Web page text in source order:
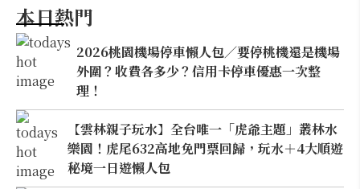
本日熱門
2026桃園機場停車懶人包／要停桃機還是機場
外圍？收費各多少？信用卡停車優惠一次整
理！
【雲林親子玩水】全台唯一「虎爺主題」叢林水
樂園！虎尾632高地免門票回歸，玩水＋4大順遊
秘境一日遊懶人包